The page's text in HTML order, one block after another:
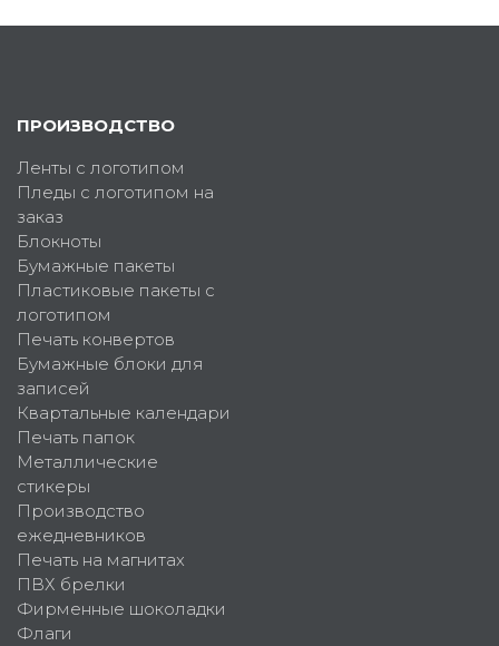
ПРОИЗВОДСТВО
Ленты с логотипом
Пледы с логотипом на
заказ
Блокноты
Бумажные пакеты
Пластиковые пакеты с
логотипом
Печать конвертов
Бумажные блоки для
записей
Квартальные календари
Печать папок
Металлические
стикеры
Производство
ежедневников
Печать на магнитах
ПВХ брелки
Фирменные шоколадки
Флаги